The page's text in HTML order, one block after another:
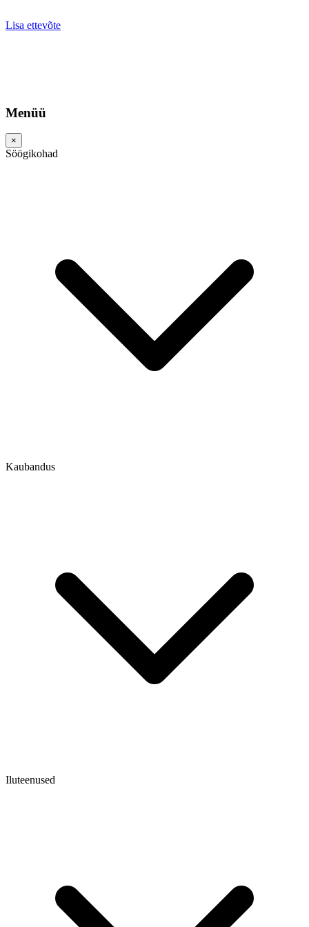
Lisa ettevõte
Menüü
×
Söögikohad
Kaubandus
Iluteenused